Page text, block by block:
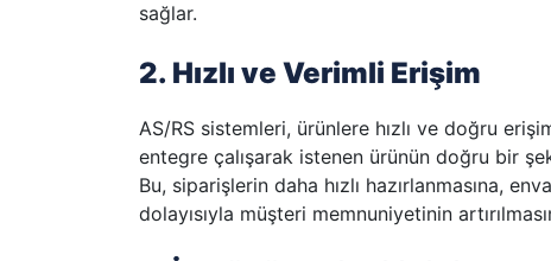
sağlar.
2. Hızlı ve Verimli Erişim
AS/RS sistemleri, ürünlere hızlı ve doğru
entegre çalışarak istenen ürünün doğru bir
Bu, siparişlerin daha hızlı hazırlanmasına,
dolayısıyla müşteri memnuniyetinin